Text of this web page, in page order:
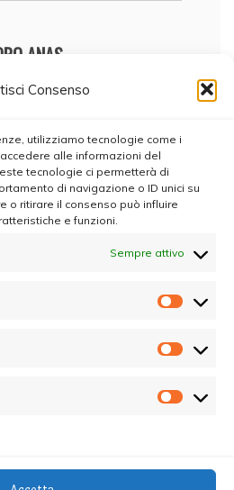
Consenso
utilizziamo tecnologie come i
alle informazioni del
tecnologie ci permetterà di
di navigazione o ID unici su
o ritirare il consenso può influire
e funzioni.
Sempre attivo
ANAS